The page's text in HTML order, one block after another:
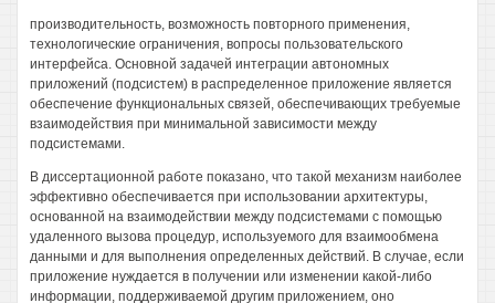
производительность, возможность повторного применения,
технологические ограничения, вопросы пользовательского
интерфейса. Основной задачей интеграции автономных
приложений (подсистем) в распределенное приложение является
обеспечение функциональных связей, обеспечивающих требуемые
взаимодействия при минимальной зависимости между
подсистемами.
В диссертационной работе показано, что такой механизм наиболее
эффективно обеспечивается при использовании архитектуры,
основанной на взаимодействии между подсистемами с помощью
удаленного вызова процедур, используемого для взаимообмена
данными и для выполнения определенных действий. В случае, если
приложение нуждается в получении или изменении какой-либо
информации, поддерживаемой другим приложением, оно